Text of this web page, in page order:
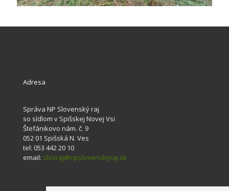
Adresa
Správa NP Slovenský raj
so sídlom v Spišskej Novej Vsi
Štefánikovo nám. č. 9
052 01 Spišská N. Ves
tel: 053 442 20 10
email: slovraj@npslovenskyraj.sk